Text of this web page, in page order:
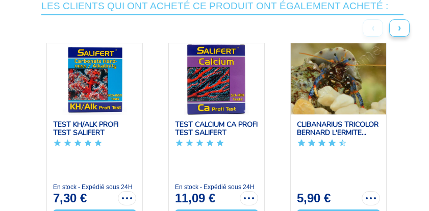
LES CLIENTS QUI ONT ACHETÉ CE PRODUIT ONT ÉGALEMENT ACHETÉ :
‹ ›
TEST KH/ALK PROFI
TEST SALIFERT
En stock - Expédié sous 24H
7,30 €
TEST CALCIUM CA PROFI
TEST SALIFERT
En stock - Expédié sous 24H
11,09 €
CLIBANARIUS TRICOLOR
BERNARD L'ERMITE...
5,90 €